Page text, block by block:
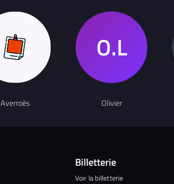
Averroès Olivier
Billetterie
Voir la billetterie